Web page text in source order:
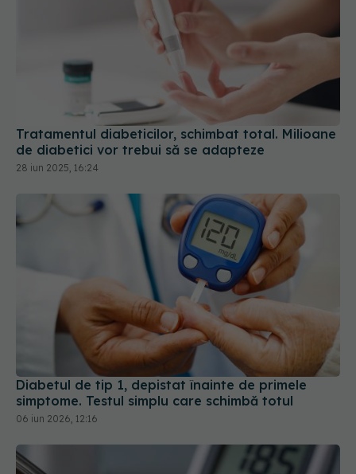
Tratamentul diabeticilor, schimbat total. Milioane
de diabetici vor trebui să se adapteze
28 iun 2025, 16:24
Diabetul de tip 1, depistat înainte de primele
simptome. Testul simplu care schimbă totul
06 iun 2026, 12:16